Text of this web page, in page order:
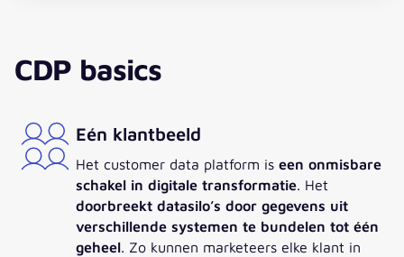
CDP basics
Eén klantbeeld
Het customer data platform is een onmisbare
schakel in digitale transformatie . Het
doorbreekt datasilo’s door gegevens uit
verschillende systemen te bundelen tot één
geheel . Zo kunnen marketeers elke klant in